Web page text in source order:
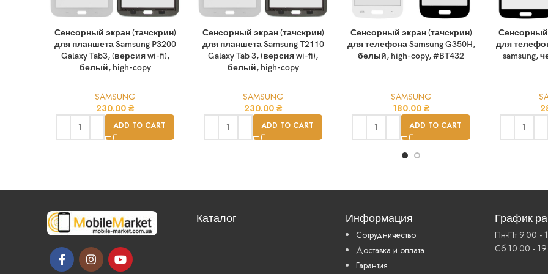
Сенсорный экран (тачскрин)
для планшета Samsung P3200
Galaxy Tab3, (версия wi-fi),
белый, high-copy
SAMSUNG
230.00 ₴
ADD TO CART
Сенсорный экран (тачскрин)
для планшета Samsung T2110
Galaxy Tab 3, (версия wi-fi),
белый, high-copy
SAMSUNG
230.00 ₴
ADD TO CART
Сенсорный экран (тачскрин)
для телефона Samsung G350H,
белый, high-copy, #BT432
SAMSUNG
180.00 ₴
ADD TO CART
Сенсорный
для
samsung,
Каталог Информация
Сотрудничество
Доставка и оплата
Гарантия
График
Пн-Пт 9.00 -
Сб 10.00 -